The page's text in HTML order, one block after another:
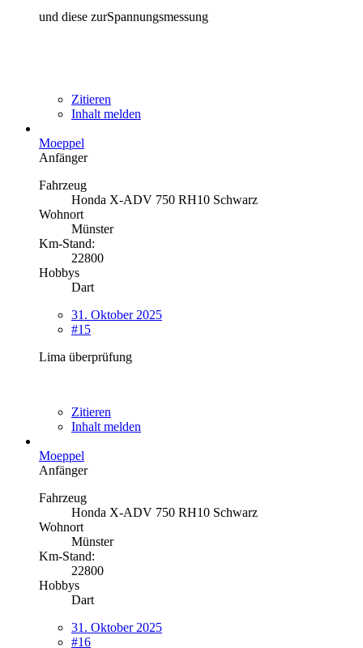
und diese zurSpannungsmessung
Zitieren
Inhalt melden
Moeppel
Anfänger
Fahrzeug
Honda X-ADV 750 RH10 Schwarz
Wohnort
Münster
Km-Stand:
22800
Hobbys
Dart
31. Oktober 2025
#15
Lima überprüfung
Zitieren
Inhalt melden
Moeppel
Anfänger
Fahrzeug
Honda X-ADV 750 RH10 Schwarz
Wohnort
Münster
Km-Stand:
22800
Hobbys
Dart
31. Oktober 2025
#16